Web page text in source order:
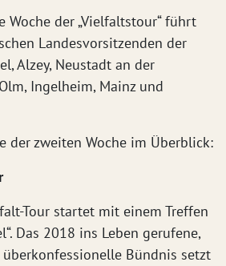
Woche der „Vielfaltstour“ führt
Landesvorsitzenden der
Alzey, Neustadt an der
Ingelheim, Mainz und
der zweiten Woche im Überblick:
Tour startet mit einem Treffen
Das 2018 ins Leben gerufene,
Bündnis setzt